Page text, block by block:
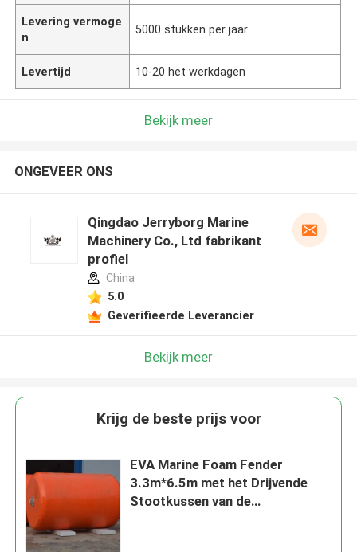
Levering vermoge
n
5000 stukken per jaar
Levertijd 10-20 het werkdagen
Bekijk meer
ONGEVEER ONS
Qingdao Jerryborg Marine
Machinery Co., Ltd fabrikant
profiel
China
5.0
Geverifieerde Leverancier
Bekijk meer
Krijg de beste prijs voor
EVA Marine Foam Fender
3.3m*6.5m met het Drijvende
Stootkussen van de